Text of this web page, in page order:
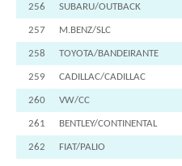
256 SUBARU/OUTBACK
257 M.BENZ/SLC
258 TOYOTA/BANDEIRANTE
259 CADILLAC/CADILLAC
260 VW/CC
261 BENTLEY/CONTINENTAL
262 FIAT/PALIO